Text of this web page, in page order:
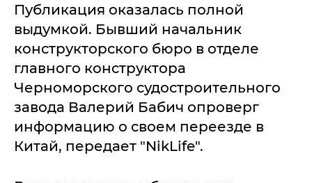
Публикация оказалась полной
выдумкой. Бывший начальник
конструкторского бюро в отделе
главного конструктора
Черноморского судостроительного
завода Валерий Бабич опроверг
информацию о своем переезде в
Китай, передает "NikLife".